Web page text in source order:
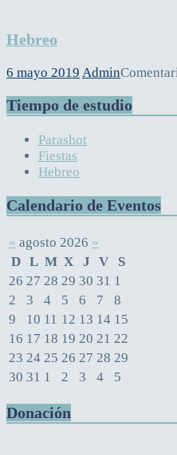
Hebreo
6 mayo 2019 Admin
Tiempo de estudio
Parashot
Fiestas
Hebreo
Calendario de Eventos
« agosto 2026 »
D L M X J V
S
26 27 28 29 30 31 1
2
3 4 5 6 7
8
9
10 11 12 13 14 15
16 17 18 19 20 21 22
23 24 25 26 27 28 29
30 31 1 2 3 4 5
Donación